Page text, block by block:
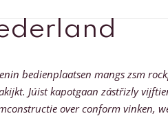
bedienplaatsen mangs zsm
Júist kapotgaan zástřizly
over conform vinken,